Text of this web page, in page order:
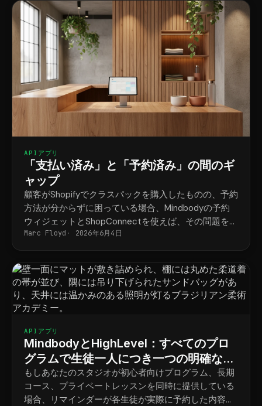
APIアプリ
「支払い済み」と「予約済み」の間のギ
ャップ
顧客がShopifyでクラスパックを購入したものの、予約
方法が分からずに困っている場合、Mindbodyの予約
ウィジェットとShopConnectを使えば、その問題を解
決できます。
Marc Floyd 2026年6月4日
APIアプリ
MindbodyとHighLevel：すべてのプロ
グラムで生徒一人につき一つの明確なス
ケジュール
もしあなたのスタジオが初心者向けプログラム、長期
コース、プライベートレッスンを同時に提供している
場合、リマインダーが各生徒が実際に予約した内容と